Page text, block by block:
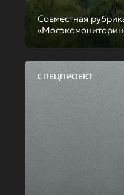
Совместная
СПЕЦПРОЕКТ